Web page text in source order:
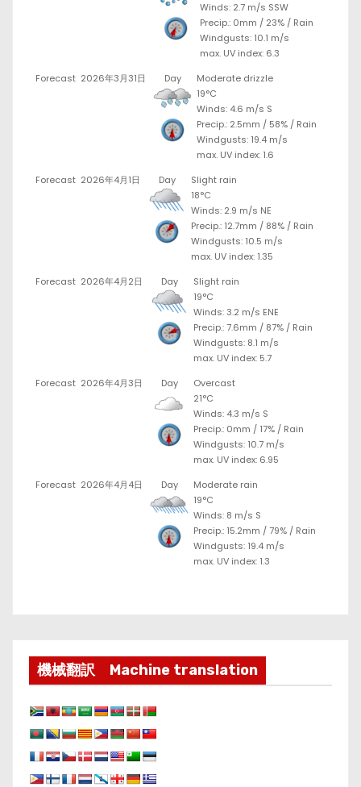
Winds: 2.7 m/s SSW
Precip.: 0mm / 23% / Rain
Windgusts: 10.1 m/s
max. UV index: 6.3
Forecast 2026年3月31日 Day
Moderate drizzle
19°C
Winds: 4.6 m/s S
Precip.: 2.5mm / 58% / Rain
Windgusts: 19.4 m/s
max. UV index: 1.6
Forecast 2026年4月1日 Day
Slight rain
18°C
Winds: 2.9 m/s NE
Precip.: 12.7mm / 88% / Rain
Windgusts: 10.5 m/s
max. UV index: 1.35
Forecast 2026年4月2日 Day
Slight rain
19°C
Winds: 3.2 m/s ENE
Precip.:7.6mm / 87% / Rain
Windgusts: 8.1 m/s
max. UV index: 5.7
Forecast 2026年4月3日 Day
Overcast
21°C
Winds: 4.3 m/s S
Precip.: 0mm / 17% / Rain
Windgusts: 10.7 m/s
max. UV index: 6.95
Forecast 2026年4月4日 Day
Moderate rain
19°C
Winds: 8 m/s S
Precip.: 15.2mm /79% / Rain
Windgusts: 19.4 m/s
max. UV index: 1.3
機械翻訳 Machine translation